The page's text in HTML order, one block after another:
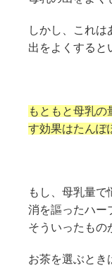
しかし、これ
出をよくすると
もともと母乳
す効果はたんぽ
もし、母乳量
消を謳ったハー
そういったもの
お茶を選ぶとき